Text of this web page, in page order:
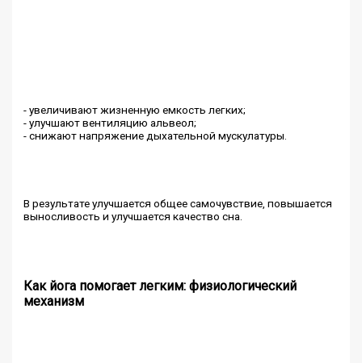
- увеличивают жизненную емкость легких;
- улучшают вентиляцию альвеол;
- снижают напряжение дыхательной мускулатуры.
В результате улучшается общее самочувствие, повышается
выносливость и улучшается качество сна.
Как йога помогает легким: физиологический
механизм